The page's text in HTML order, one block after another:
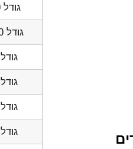
גודל 80/160
גודל 100/200
גודל 50/50
גודל 60/60
גודל 70/70
גודל 80/80